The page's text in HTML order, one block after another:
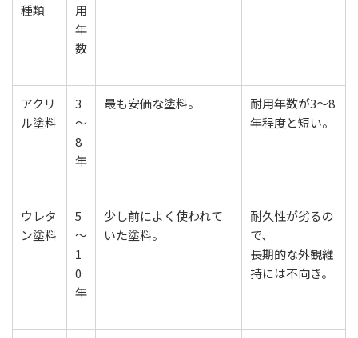
種類
用
年
数
アクリ
ル塗料
3
〜
8
年
最も安価な塗料。
耐用年数が3〜8
年程度と短い。
ウレタ
ン塗料
5
〜
1
0
年
少し前によく使われて
いた塗料。
耐久性が劣るの
で、
長期的な外観維
持には不向き。